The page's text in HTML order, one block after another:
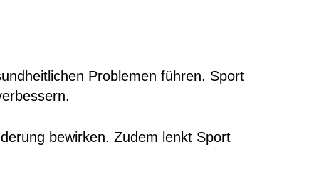
Problemen führen. Sport
bewirken. Zudem lenkt Sport